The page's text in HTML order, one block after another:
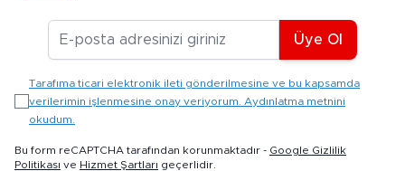
E-posta Adresiniz
Üye Ol
Tarafıma ticari elektronik ileti gönderilmesine ve bu kapsamda
verilerimin işlenmesine onay veriyorum. Aydınlatma metnini
okudum.
Bu form reCAPTCHA tarafından korunmaktadır - Google Gizlilik
Politikası ve Hizmet Şartları geçerlidir.